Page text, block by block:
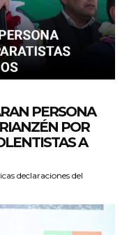
PERSONA
POR
A
declaraciones del